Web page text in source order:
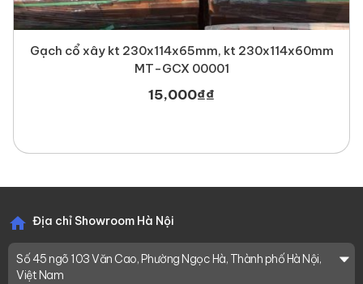
Gạch cổ xây kt 230x114x65mm, kt 230x114x60mm
MT-GCX 00001
15,000₫₫
Địa chỉ Showroom Hà Nội
Số 45 ngõ 103 Văn Cao, Phường Ngọc Hà, Thành phố Hà Nội,
Việt Nam